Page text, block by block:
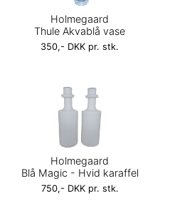
Holmegaard
Thule Akvablå vase
350,- DKK pr. stk.
Holmegaard
Blå Magic - Hvid karaffel
750,- DKK pr. stk.